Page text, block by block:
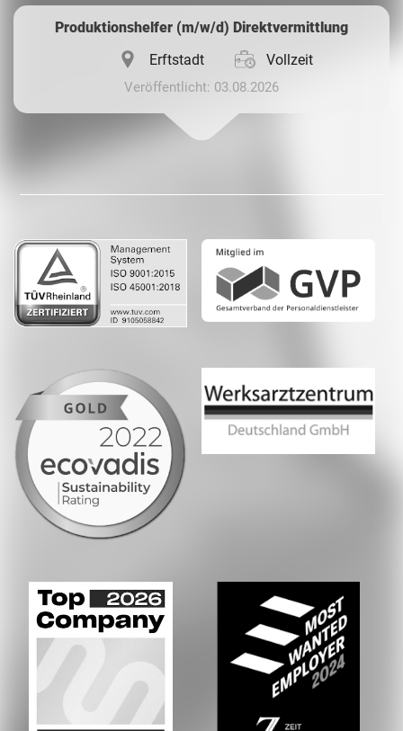
Produktionshelfer (m/w/d) Direktvermittlung
Erftstadt
Vollzeit
Veröffentlicht: 03.08.2026